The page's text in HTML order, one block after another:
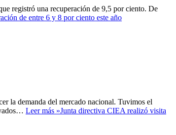
registró una recuperación de 9,5 por ciento. De
de entre 6 y 8 por ciento este año
la demanda del mercado nacional. Tuvimos el
Leer más »Junta directiva CIEA realizó visita